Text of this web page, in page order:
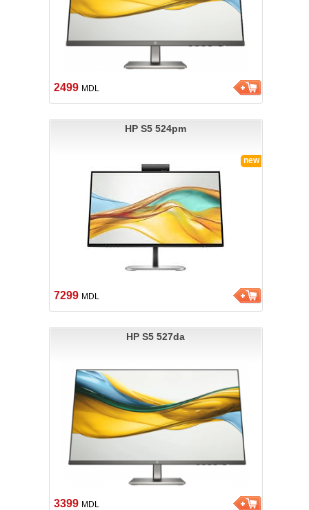
2499 MDL
new
HP S5 524pm
7299 MDL
HP S5 527da
3399 MDL